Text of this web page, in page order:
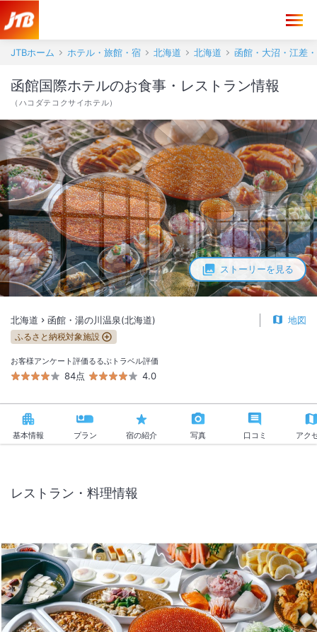
JTBホーム ホテル・旅館・宿 北海道 北海道 函館・大沼・江差
ストーリーを見る
函館国際ホテルのお食事・レストラン情報
（ ハコダテコクサイホテル）
北海道 函館・湯の川温泉(北海道) 地図
ふるさと納税対象施設
お客様アンケート評価
84点
るるぶトラベル評価
4.0
基本情報 プラン 宿の紹介 写真 口コミ アク
レストラン・料理情報